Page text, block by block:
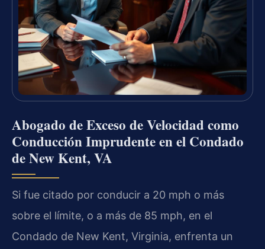
Abogado de Exceso de Velocidad como
Conducción Imprudente en el Condado
de New Kent, VA
Si fue citado por conducir a 20 mph o más
sobre el límite, o a más de 85 mph, en el
Condado de New Kent, Virginia, enfrenta un